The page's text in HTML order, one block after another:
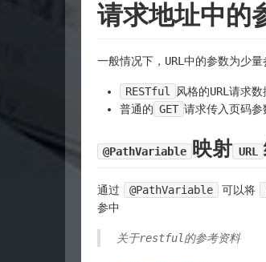
请求地址中的
一般情况下，URL中的参数为少量
RESTful
风格的URL请求数
普通的 GET 请求传入页码参
@PathVariable 映射 URL
通过 @PathVariable 可以将
参中
关于restful的参考资料